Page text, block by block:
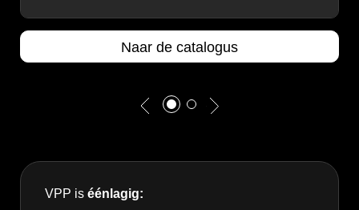
Naar de catalogus
VPP is éénlagig: